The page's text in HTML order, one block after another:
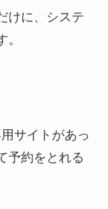
けに、システ
サイトがあっ
予約をとれる